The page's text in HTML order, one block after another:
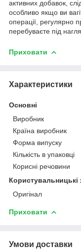
активних добавок,
особливо якщо ви
операції, регулярно
перебуваєте під
Приховати
Характеристики
Основні
Виробник
Країна виробник
Форма випуску
Кількість в упаковці
Корисні речовини
Користувальницькі
Оригінал
Приховати
Умови доставки